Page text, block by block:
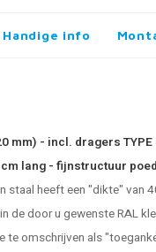
Handige info
mm) - incl. dragers TYPE
lang - fijnstructuur
staal heeft een "dikte" van
de door u gewenste RAL
te omschrijven als